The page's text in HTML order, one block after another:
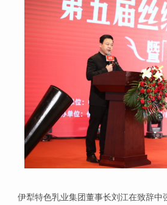
伊犁特色乳业集团董事长刘江在致辞中